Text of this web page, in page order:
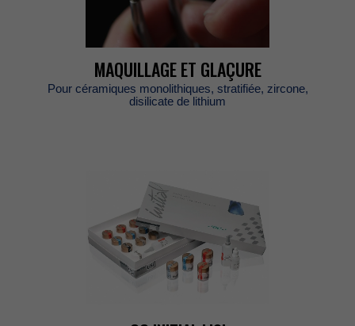
MAQUILLAGEETGLAÇURE
Pourcéramiquesmonolithiques,stratifiée,zircone,
disilicatedelithium